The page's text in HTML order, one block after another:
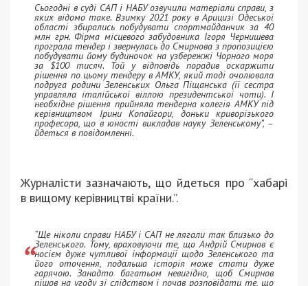
Сьогодні в суді САП і НАБУ озвучили матеріали справи, з
яких відомо таке. Взимку 2021 року в Арицизі Одеської
області збирались побудувати спортмайданчик за 40
млн грн. Фірма місцевого забудовника Ігоря Чернишева
програла тендер і звернулась до Смирнова з пропозицією
побудувати йому будиночок на узбережжі Чорного моря
за $100 тисяч. Той у відповідь порадив оскаржити
рішення по цьому тендеру в АМКУ, який тоді очолювала
подруга родини Зеленських Ольга Піщанська (її сестра
управляла італійської віллою президентської чоти). І
необхідне рішення прийняла тендерна колегія АМКУ під
керівництвом Ірини Копайгори, доньки криворізького
професора, що в юності викладав науку Зеленському”, –
йдеться в повідомленні.
Журналісти зазначають, що йдеться про “хабарі
в вищому керівництві країни.”.
“Ще ніколи справи НАБУ і САП не лягали так близько до
Зеленського. Тому, враховуючи те, що Андрій Смирнов є
носієм дуже чутливої інформації щодо Зеленського та
його оточення, подальша історія може стати дуже
гарячою. Занадто багатьом невигідно, щоб Смирнов
пішов на угоду зі слідством і почав розповідати те, що